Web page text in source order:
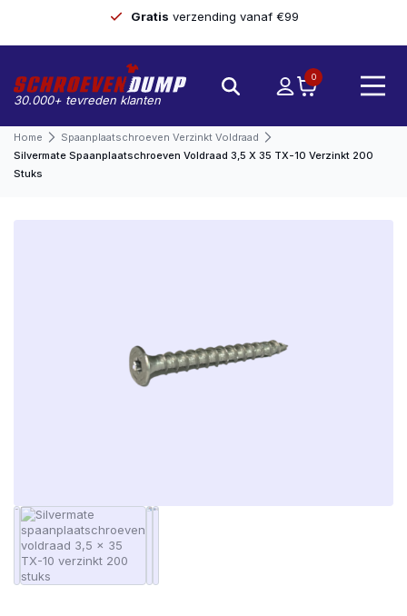
Gratis verzending vanaf €99
30.000+ tevreden klanten
0
Home
Spaanplaatschroeven Verzinkt Voldraad
Silvermate Spaanplaatschroeven Voldraad 3,5 X 35 TX-10 Verzinkt 200
Stuks